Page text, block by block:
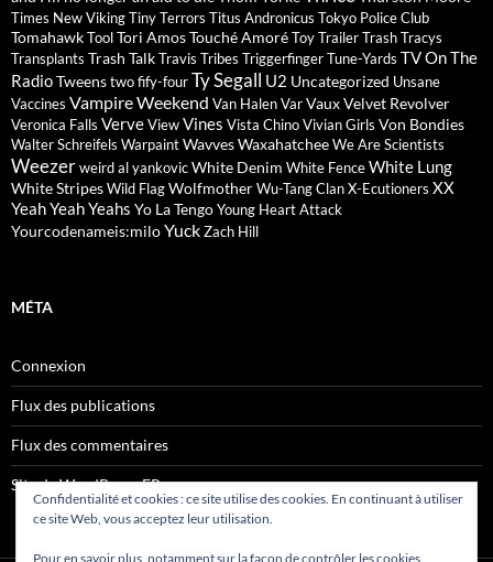
Times New VikingTiny Terrors Titus Andronicus Tokyo Police Club
TomahawkToolTori AmosTouché AmoréToyTrailer Trash Tracys
Transplants Trash TalkTravis Tribes TriggerfingerTune-Yards TV On The
RadioTweenstwo fify-fourTy Segall U2 Uncategorized Unsane
Vaccines Vampire Weekend Van HalenVarVauxVelvet Revolver
Veronica Falls VerveViewVines Vista ChinoVivian Girls Von Bondies
Walter Schreifels WarpaintWavvesWaxahatcheeWe Are Scientists
Weezerweird al yankovicWhite Denim White FenceWhite Lung
White StripesWild FlagWolfmotherWu-Tang ClanX-Ecutioners XX
Yeah Yeah Yeahs Yo La TengoYoung Heart Attack
Yourcodenameis:miloYuckZach Hill
MÉTA
Connexion
Flux des publications
Flux des commentaires
Site de WordPress-FR
Confidentialité et cookies : ce site utilise des cookies. En continuant à utiliser
ce site Web, vous acceptez leur utilisation.
Pour en savoir plus, notamment sur la façon de contrôler les cookies,